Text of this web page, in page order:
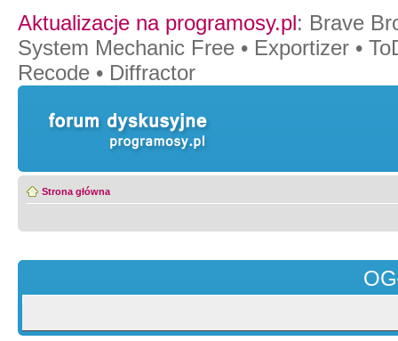
Aktualizacje na programosy.pl: Brave
System Mechanic Free • Exportizer •
Recode • Diffractor
Strona główna